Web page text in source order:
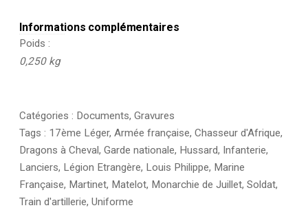
Informations complémentaires
Poids
0,250 kg
Catégories : Documents, Gravures
Tags : 17ème Léger, Armée française, Chasseur d'Afrique,
Dragons à Cheval, Garde nationale, Hussard, Infanterie,
Lanciers, Légion Etrangère, Louis Philippe, Marine
Française, Martinet, Matelot, Monarchie de Juillet, Soldat,
Train d'artillerie, Uniforme